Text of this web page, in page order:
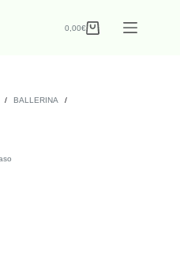
0,00€
/ BALLERINA
/